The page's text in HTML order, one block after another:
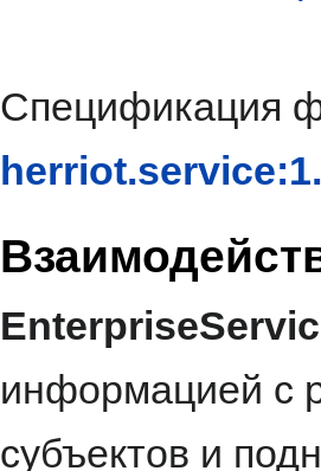
Спецификация
информацией с
субъектов и